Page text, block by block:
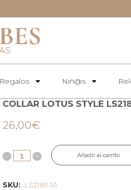
Regalos Niñ@s
COLLAR LOTUS STYLE
26,00€
Añadir al carrito
SKU: LS2181-1/1